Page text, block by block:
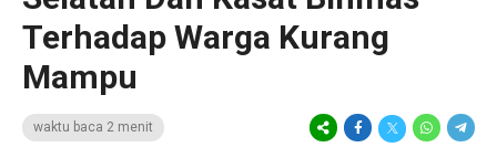
Terhadap Warga Kurang
Mampu
waktu baca 2 menit